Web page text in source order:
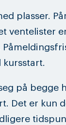
plasser.
ventelister
kursstart.
på begge
Det er kun